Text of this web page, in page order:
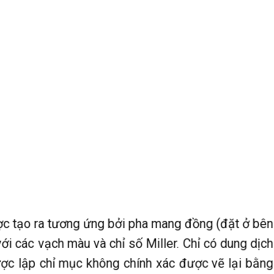
tạo ra tương ứng bởi pha mang đồng (đặt ở bên
các vạch màu và chỉ số Miller. Chỉ có dung dịch
lập chỉ mục không chính xác được vẽ lại bằng